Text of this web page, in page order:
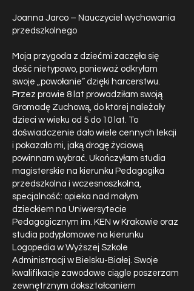
Joanna Jarco – Nauczyciel wychowania
przedszkolnego
Moja przygoda z dziećmi zaczęła się
dość nietypowo, ponieważ odkryłam
swoje „powołanie” dzięki harcerstwu.
Przez prawie 8 lat prowadziłam swoją
Gromadę Zuchową, do której należały
dzieci w wieku od 5 do 10 lat. To
doświadczenie dało wiele cennych lekcji
i pokazało mi, jaką drogę życiową
powinnam wybrać. Ukończyłam studia
magisterskie na kierunku Pedagogika
przedszkolna i wczesnoszkolna,
specjalność: opieka nad małym
dzieckiem na Uniwersytecie
Pedagogicznym im. KEN w Krakowie oraz
studia podyplomowe na kierunku
Logopedia w Wyższej Szkole
Administracji w Bielsku-Białej. Swoje
kwalifikacje zawodowe ciągle poszerzam
zewnętrznym dokształcaniem